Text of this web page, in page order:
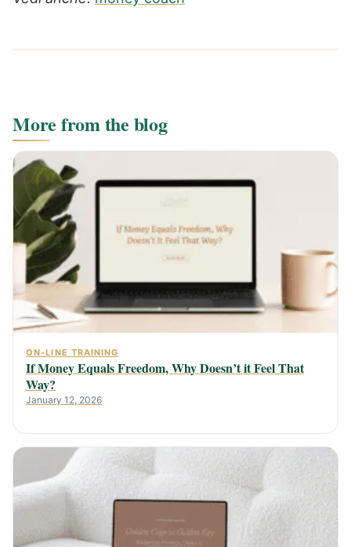
More from the blog
ON-LINE TRAINING
If Money Equals Freedom, Why Doesn’t it Feel That
Way?
January 12, 2026